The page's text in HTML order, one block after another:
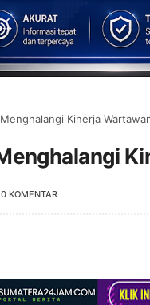
Kinerja
0 KOMENTAR